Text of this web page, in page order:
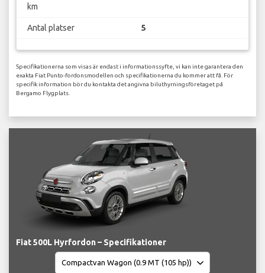
km
Antal platser 5
Specifikationerna som visas är endast i informationssyfte, vi kan inte garantera den
exakta Fiat Punto-fordonsmodellen och specifikationerna du kommer att få. För
specifik information bör du kontakta det angivna biluthyrningsföretaget på
Bergamo Flygplats.
Fiat 500L Hyrfordon – Specifikationer